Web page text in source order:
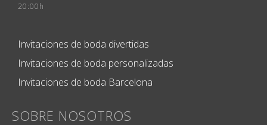
20:00h
Invitaciones de boda divertidas
Invitaciones de boda personalizadas
Invitaciones de boda Barcelona
SOBRE NOSOTROS